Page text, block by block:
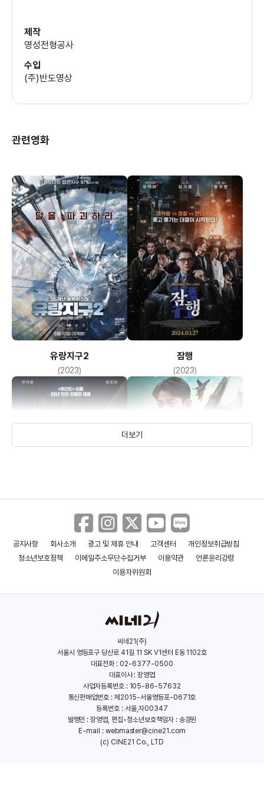
제작
영성전형공사
수입
(주)반도영상
관련영화
유랑지구2
(2023)
잠행
(2023)
골드핑거 모스크바 미션
더보기
공지사항 회사소개 광고 및 제휴 안내 고객센터
개인정보취급방침
청소년보호정책
이메일주소무단수집거부 이용약관
언론윤리강령
이용자위원회
씨네21(주)
서울시 영등포구 당산로 41길 11 SK V1센터 E동 1102호
대표전화 : 02-6377-0500
대표이사 : 장영엽
사업자등록번호 : 105-86-57632
통신판매업번호 : 제2015-서울영등포-0671호
등록번호 : 서울,자00347
발행인 : 장영엽, 편집•청소년보호책임자 : 송경원
E-mail : webmaster@cine21.com
(c) CINE21 Co., LTD